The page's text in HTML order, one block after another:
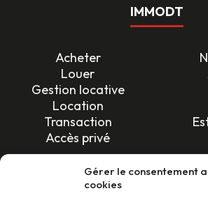
Gérer le consentement
cookies
IMMODT
Acheter
Louer
Gestion locative
Location
Transaction
Accès privé
SUIVEZ-NOUS !